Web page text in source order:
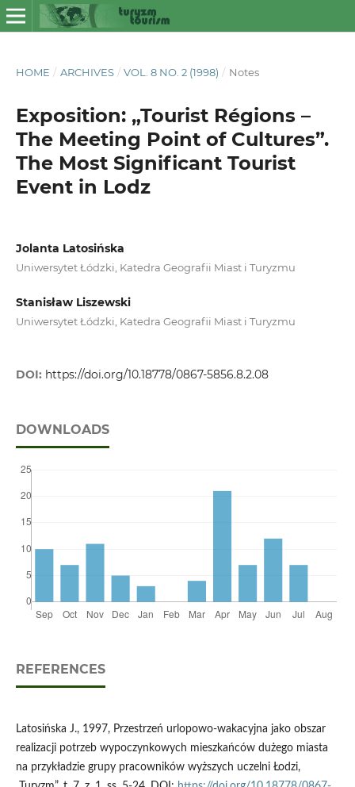
HOME / ARCHIVES / VOL. 8 NO. 2 (1998) / Notes
Exposition: „Tourist Régions –
The Meeting Point of Cultures”.
The Most Significant Tourist
Event in Lodz
Jolanta Latosińska
Uniwersytet Łódzki, Katedra Geografii Miast i Turyzmu
Stanisław Liszewski
Uniwersytet Łódzki, Katedra Geografii Miast i Turyzmu
DOI: https://doi.org/10.18778/0867-5856.8.2.08
DOWNLOADS
REFERENCES
Latosińska J., 1997, Przestrzeń urlopowo-wakacyjna jako obszar
realizacji potrzeb wypoczynkowych mieszkańców dużego miasta
na przykładzie grupy pracowników wyższych uczelni Łodzi,